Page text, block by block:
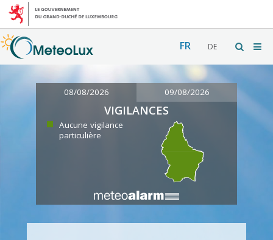
FR DE
08/08/2026 09/08/2026
VIGILANCES
Aucune vigilance
particulière